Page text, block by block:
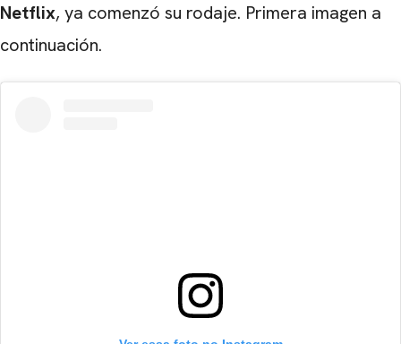
Netflix, ya comenzó su rodaje. Primera imagen a
continuación.